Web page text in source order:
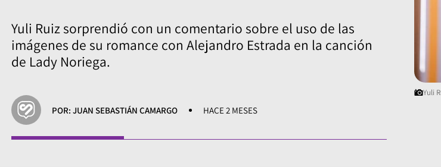
Yuli Ruiz sorprendió con un comentario sobre el uso de las
imágenes de su romance con Alejandro Estrada en la canción
de Lady Noriega.
POR: JUAN SEBASTIÁN CAMARGO HACE 2 MESES
Yuli